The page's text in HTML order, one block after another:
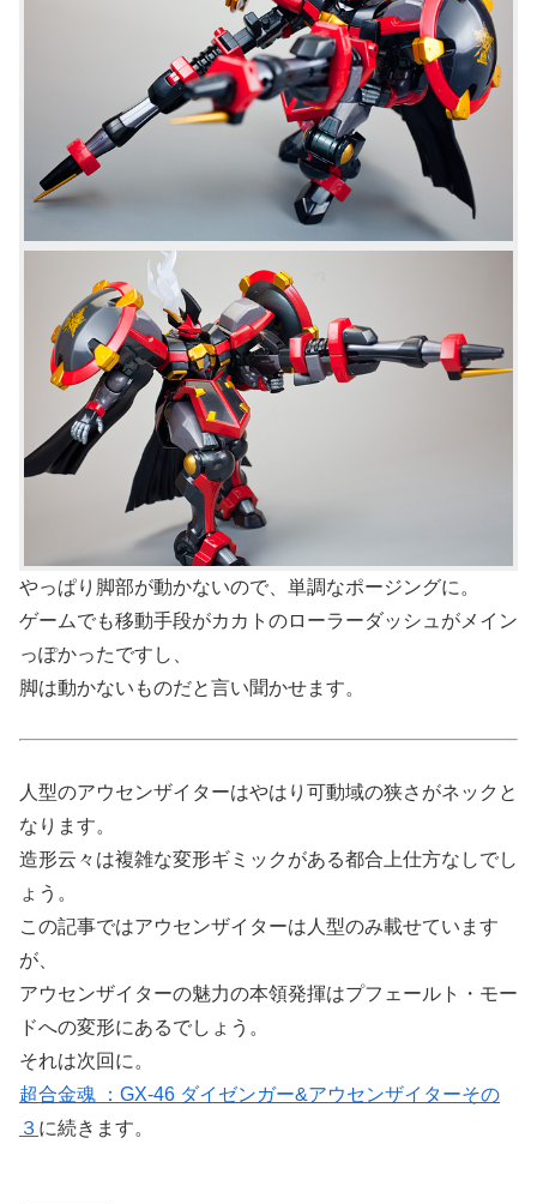
やっぱり脚部が動かないので、単調なポージングに。
ゲームでも移動手段がカカトのローラーダッシュがメイン
っぽかったですし、
脚は動かないものだと言い聞かせます。
人型のアウセンザイターはやはり可動域の狭さがネックと
なります。
造形云々は複雑な変形ギミックがある都合上仕方なしでし
ょう。
この記事ではアウセンザイターは人型のみ載せています
が、
アウセンザイターの魅力の本領発揮はプフェールト・モー
ドへの変形にあるでしょう。
それは次回に。
超合金魂 ：GX-46 ダイゼンガー&アウセンザイターその
３ に続きます。